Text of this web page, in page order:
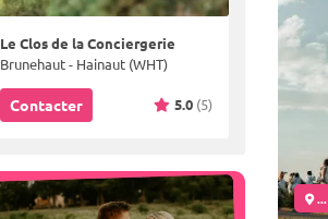
Le Clos de la Conciergerie
Brunehaut - Hainaut (WHT)
Contacter 5.0 (5)
...